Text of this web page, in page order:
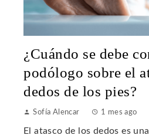
¿Cuándo se debe
podólogo sobre el
dedos de los pies?
Sofía Alencar 1 mes ago
El atasco de los dedos es